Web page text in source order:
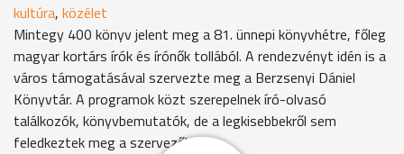
kultúra, közélet
Mintegy 400 könyv jelent meg a 81. ünnepi könyvhétre, főleg
magyar kortárs írók és írónők tollából. A rendezvényt idén is a
város támogatásával szervezte meg a Berzsenyi Dániel
Könyvtár. A programok közt szerepelnek író-olvasó
találkozók, könyvbemutatók, de a legkisebbekről sem
feledkeztek meg a szervezők.